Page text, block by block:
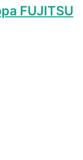
FUJITSU